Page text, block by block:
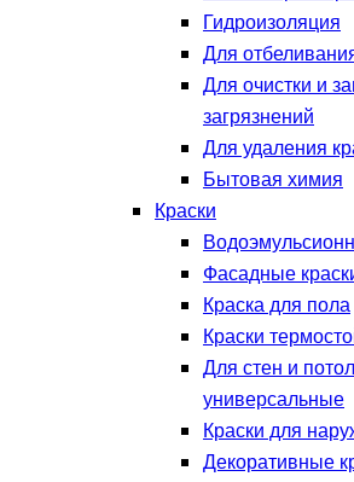
Гидроизоляция
Для
Для очистки и
загрязнений
Для удаления
Бытовая химия
Краски
Фасадные
Краска для пола
Краски
Для стен и
универсальные
Краски для
Декоративные